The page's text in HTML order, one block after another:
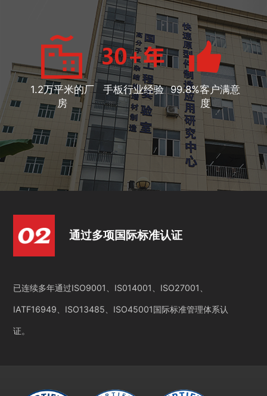
1.2万平米的厂
房
手板行业经验 99.8%客户满意
度
通过多项国际标准认证
已连续多年通过ISO9001、IS014001、ISO27001、
IATF16949、ISO13485、ISO45001国际标准管理体系认
证。